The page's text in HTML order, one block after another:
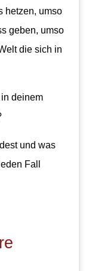
hetzen, umso
geben, umso
die sich in
deinem
und was
Fall